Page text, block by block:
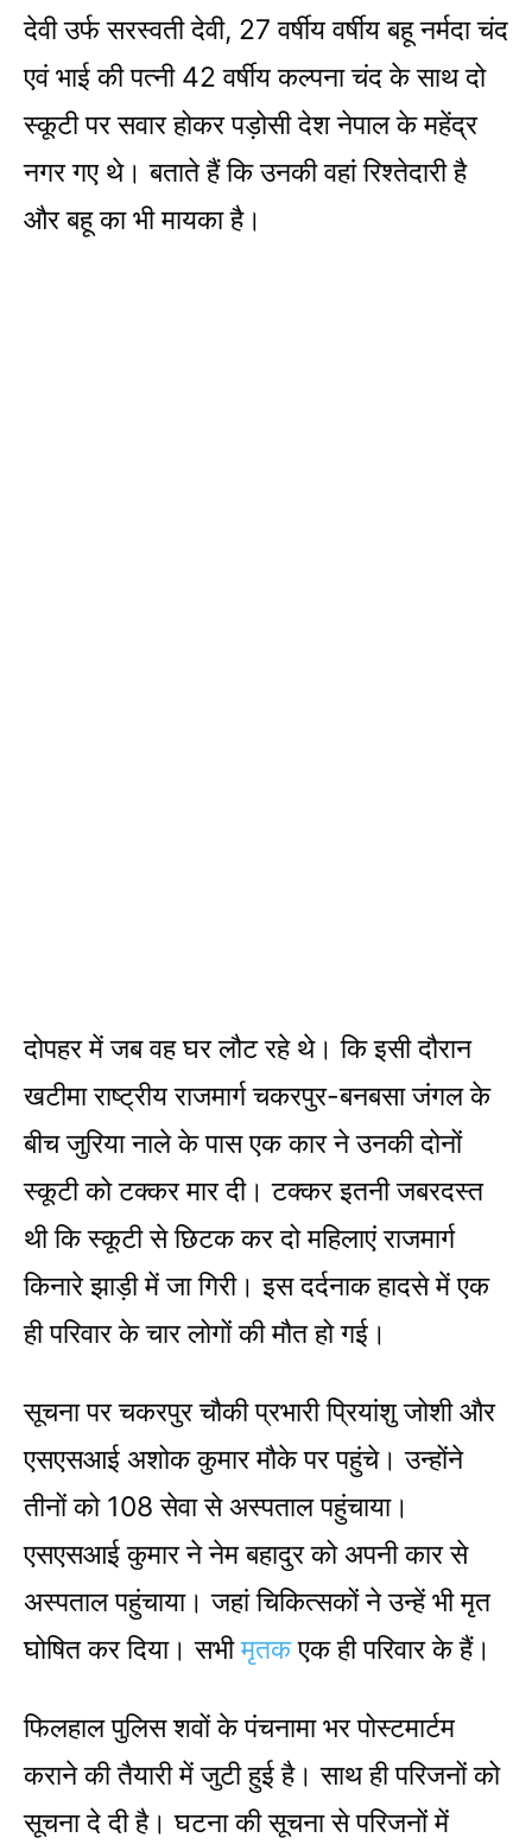
देवी उर्फ सरस्वती देवी, 27 वर्षीय वर्षीय बहू नर्मदा चंद
एवं भाई की पत्नी 42 वर्षीय कल्पना चंद के साथ दो
स्कूटी पर सवार होकर पड़ोसी देश नेपाल के महेंद्र
नगर गए थे। बताते हैं कि उनकी वहां रिश्तेदारी है
और बहू का भी मायका है।
दोपहर में जब वह घर लौट रहे थे। कि इसी दौरान
खटीमा राष्ट्रीय राजमार्ग चकरपुर-बनबसा जंगल के
बीच जुरिया नाले के पास एक कार ने उनकी दोनों
स्कूटी को टक्कर मार दी। टक्कर इतनी जबरदस्त
थी कि स्कूटी से छिटक कर दो महिलाएं राजमार्ग
किनारे झाड़ी में जा गिरी। इस दर्दनाक हादसे में एक
ही परिवार के चार लोगों की मौत हो गई।
सूचना पर चकरपुर चौकी प्रभारी प्रियांशु जोशी और
एसएसआई अशोक कुमार मौके पर पहुंचे। उन्होंने
तीनों को 108 सेवा से अस्पताल पहुंचाया।
एसएसआई कुमार ने नेम बहादुर को अपनी कार से
अस्पताल पहुंचाया। जहां चिकित्सकों ने उन्हें भी मृत
घोषित कर दिया। सभीमृतकएक ही परिवार के हैं।
फिलहाल पुलिस शवों के पंचनामा भर पोस्टमार्टम
कराने की तैयारी में जुटी हुई है। साथ ही परिजनों को
सूचना दे दी है। घटना की सूचना से परिजनों में